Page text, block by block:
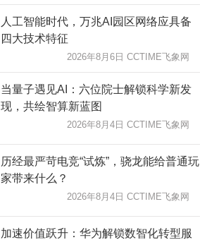
人工智能时代，万兆AI园区网络应具备
四大技术特征
2026年8月6日 CCTIME飞象网
当量子遇见AI：六位院士解锁科学新发
现，共绘智算新蓝图
2026年8月4日 CCTIME飞象网
历经最严苛电竞“试炼”，骁龙能给普通玩
家带来什么？
2026年8月4日 CCTIME飞象网
加速价值跃升：华为解锁数智化转型服